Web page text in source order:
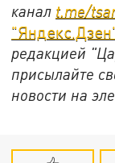
канал t.me/
редакцией
присылайте
новости на